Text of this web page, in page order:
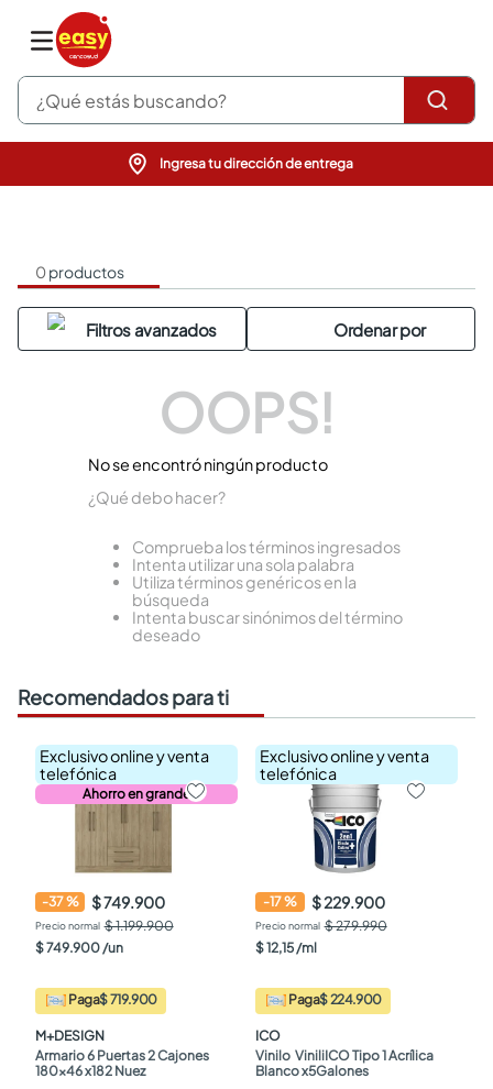
¿Qué estás buscando?
Ingresa tu dirección de entrega
0productos
OOPS!
No se encontró ningún producto
¿Qué debo hacer?
Comprueba los términos ingresados
Intenta utilizar una sola palabra
Utiliza términos genéricos en la
búsqueda
Intenta buscar sinónimos del término
deseado
Recomendados para ti
Exclusivo online y venta
telefónica
Ahorro en grande
-37% $ 749.900
$ 1.199.900
$749.900 /un
Paga$ 719.900
M+DESIGN
Armario 6 Puertas 2 Cajones
180x46 x182 Nuez
Exclusivo online y venta
telefónica
-17% $ 229.900
$ 279.990
$12,15 /ml
Paga$ 224.900
ICO
Vinilo  ViniliICO Tipo 1 Acrílica
Blanco x5Galones
pinturas
comedor
escritorio